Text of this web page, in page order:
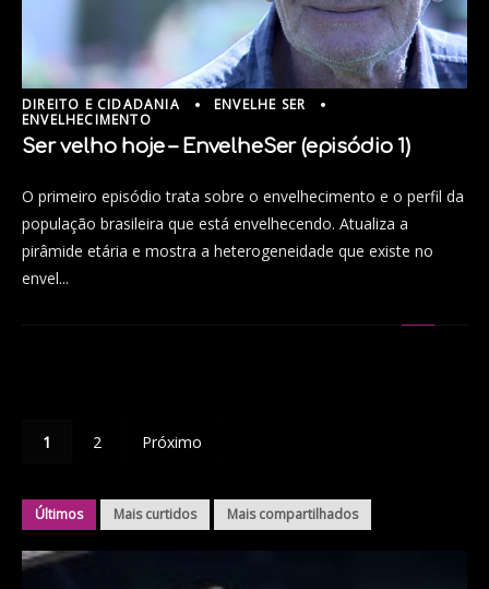
DIREITO E CIDADANIA
ENVELHE SER
ENVELHECIMENTO
Ser velho hoje – EnvelheSer (episódio 1)
O primeiro episódio trata sobre o envelhecimento e o perfil da
população brasileira que está envelhecendo. Atualiza a
pirâmide etária e mostra a heterogeneidade que existe no
envel...
1 2 Próximo
Últimos Mais curtidos Mais compartilhados